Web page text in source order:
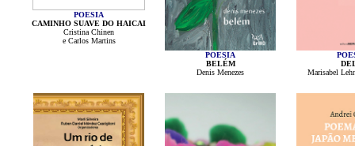
POESIA
CAMINHO SUAVE DO HAICAI
Cristina Chinen
e Carlos Martins
POESIA
BELÉM
Denis Menezes
Marisabel